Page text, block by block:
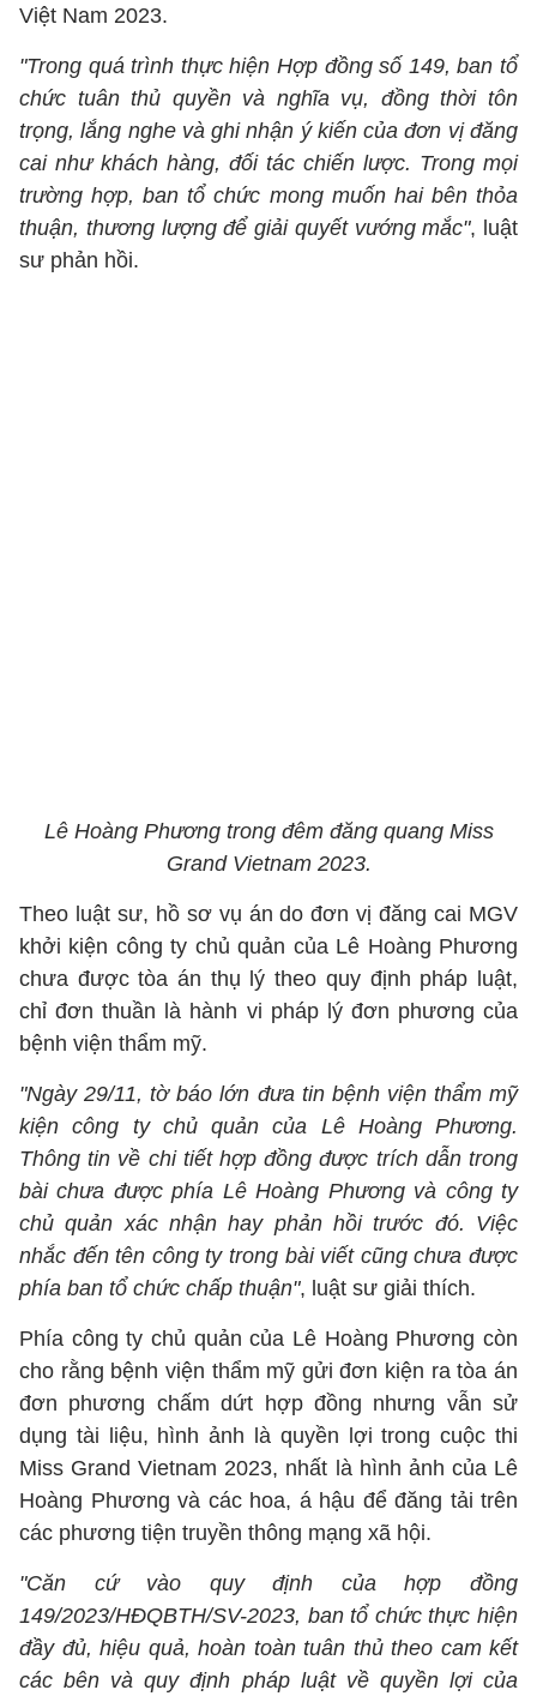
Việt Nam 2023.
"Trong quá trình thực hiện Hợp đồng số 149, ban tổ
chức tuân thủ quyền và nghĩa vụ, đồng thời tôn
trọng, lắng nghe và ghi nhận ý kiến của đơn vị đăng
cai như khách hàng, đối tác chiến lược. Trong mọi
trường hợp, ban tổ chức mong muốn hai bên thỏa
thuận, thương lượng để giải quyết vướng mắc", luật
sư phản hồi.
Lê Hoàng Phương trong đêm đăng quang Miss
Grand Vietnam 2023.
Theo luật sư, hồ sơ vụ án do đơn vị đăng cai MGV
khởi kiện công ty chủ quản của Lê Hoàng Phương
chưa được tòa án thụ lý theo quy định pháp luật,
chỉ đơn thuần là hành vi pháp lý đơn phương của
bệnh viện thẩm mỹ.
"Ngày 29/11, tờ báo lớn đưa tin bệnh viện thẩm mỹ
kiện công ty chủ quản của Lê Hoàng Phương.
Thông tin về chi tiết hợp đồng được trích dẫn trong
bài chưa được phía Lê Hoàng Phương và công ty
chủ quản xác nhận hay phản hồi trước đó. Việc
nhắc đến tên công ty trong bài viết cũng chưa được
phía ban tổ chức chấp thuận", luật sư giải thích.
Phía công ty chủ quản của Lê Hoàng Phương còn
cho rằng bệnh viện thẩm mỹ gửi đơn kiện ra tòa án
đơn phương chấm dứt hợp đồng nhưng vẫn sử
dụng tài liệu, hình ảnh là quyền lợi trong cuộc thi
Miss Grand Vietnam 2023, nhất là hình ảnh của Lê
Hoàng Phương và các hoa, á hậu để đăng tải trên
các phương tiện truyền thông mạng xã hội.
"Căn cứ vào quy định của hợp đồng
149/2023/HĐQBTH/SV-2023, ban tổ chức thực hiện
đầy đủ, hiệu quả, hoàn toàn tuân thủ theo cam kết
các bên và quy định pháp luật về quyền lợi của